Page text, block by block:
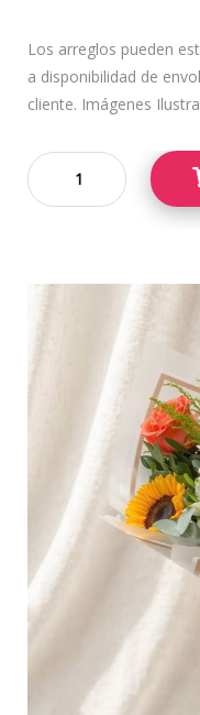
Los arreglos pueden
a disponibilidad de
cliente. Imágenes